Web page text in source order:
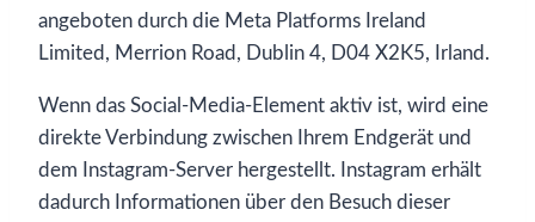
angeboten durch die Meta Platforms Ireland
Limited, Merrion Road, Dublin 4, D04 X2K5, Irland.
Wenn das Social-Media-Element aktiv ist, wird eine
direkte Verbindung zwischen Ihrem Endgerät und
dem Instagram-Server hergestellt. Instagram erhält
dadurch Informationen über den Besuch dieser